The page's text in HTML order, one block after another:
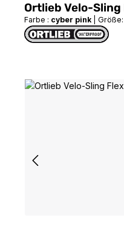
Ortlieb Velo-Sling
Farbe : cyber pink Größe:
Bildergalerie